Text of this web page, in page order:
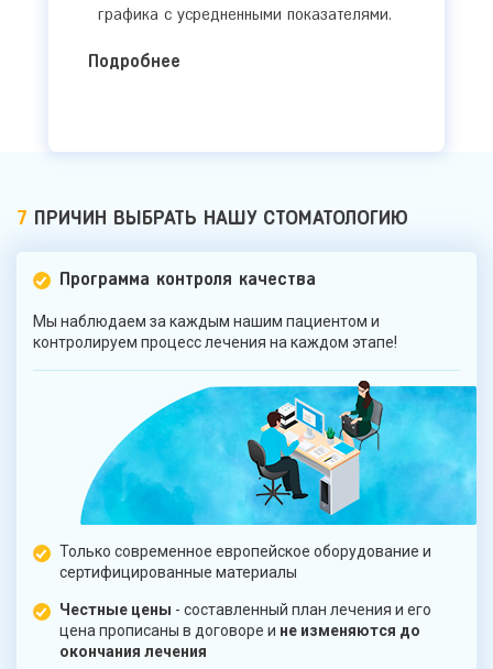
графика с усредненными показателями.
Подробнее
7 ПРИЧИН ВЫБРАТЬ НАШУ СТОМАТОЛОГИЮ
Программа контроля качества
Мы наблюдаем за каждым нашим пациентом и
контролируем процесс лечения на каждом этапе!
Только современное европейское оборудование и
сертифицированные материалы
Честные цены - составленный план лечения и его
цена прописаны в договоре и не изменяются до
окончания лечения